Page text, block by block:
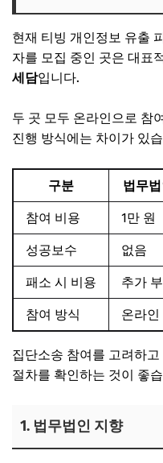
현재 티빙 개인정보 유출
자를 모집 중인 곳은 대표
세담입니다.
두 곳 모두 온라인으로 참
진행 방식에는 차이가 있
구분 법무
참여 비용 1만 원
성공보수 없음
패소 시 비용 추가
참여 방식 온라인
집단소송 참여를 고려하
절차를 확인하는 것이 좋
1. 법무법인 지향